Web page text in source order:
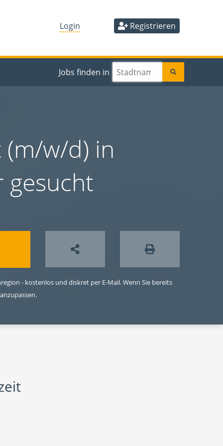
Login Registrieren
Jobs finden in
w/d) in
gesucht
- kostenlos und diskret per E-Mail. Wenn Sie bereits